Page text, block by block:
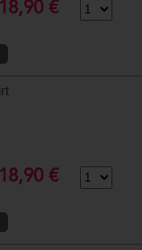
18,90 €
18,90 €